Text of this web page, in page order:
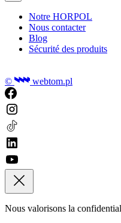
Notre HORPOL
Nous contacter
Blog
Sécurité des produits
© webtom.pl
Nous valorisons la